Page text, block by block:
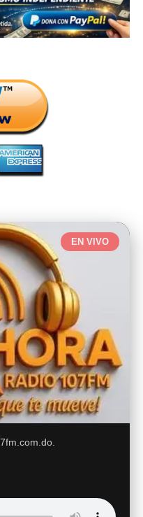
EN VIVO